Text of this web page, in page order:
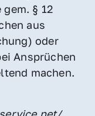
§ 12
aus
oder
Ansprüchen
machen.